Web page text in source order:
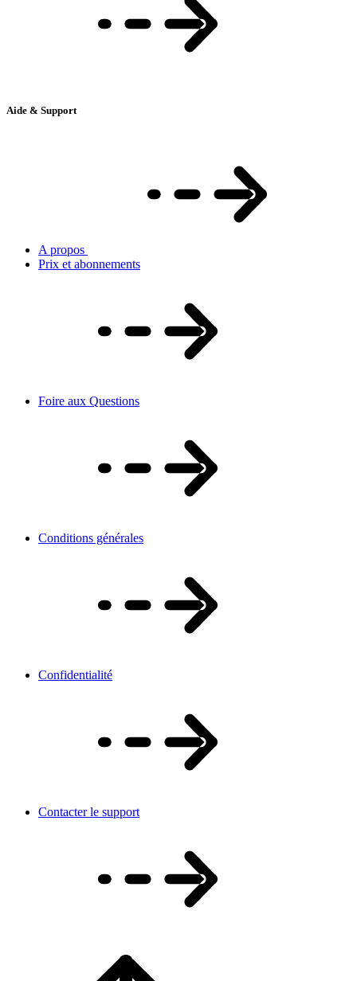
Aide & Support
A propos
Prix et abonnements
Foire aux Questions
Conditions générales
Confidentialité
Contacter le support